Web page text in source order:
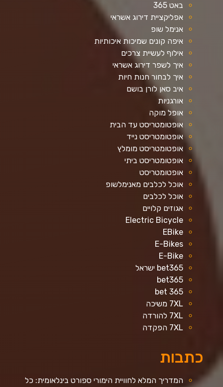
באט 365
אפליקציית דירוג אשראי
אנימל שופ
איפה קונים שמיכות איכותיות
אילוף לעשיית צרכים
איך לשפר דירוג אשראי
איך לבחור חנות חיות
איב סאן לורן בושם
אורגניות
אופל מוקה
אופטומטריסט עד הבית
אופטומטריסט נייד
אופטומטריסט מומלץ
אופטומטריסט ביתי
אופטומטריסט
אוכל לכלבים מאנימלשופ
אוכל לכלבים
אגוזים קלויים
Electric Bicycle
EBike
E-Bikes
E-Bike
bet365 ישראל
bet365
bet 365
7XL משיכה
7XL להורדה
7XL הפקדה
כתבות
המדריך המלא לחוויית הימורי ספורט בינלאומית: כל